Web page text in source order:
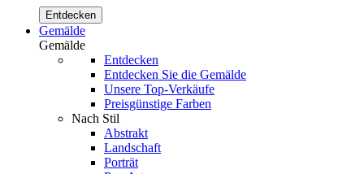
Entdecken
Gemälde
Gemälde
Entdecken
Entdecken Sie die Gemälde
Unsere Top-Verkäufe
Preisgünstige Farben
Nach Stil
Abstrakt
Landschaft
Porträt